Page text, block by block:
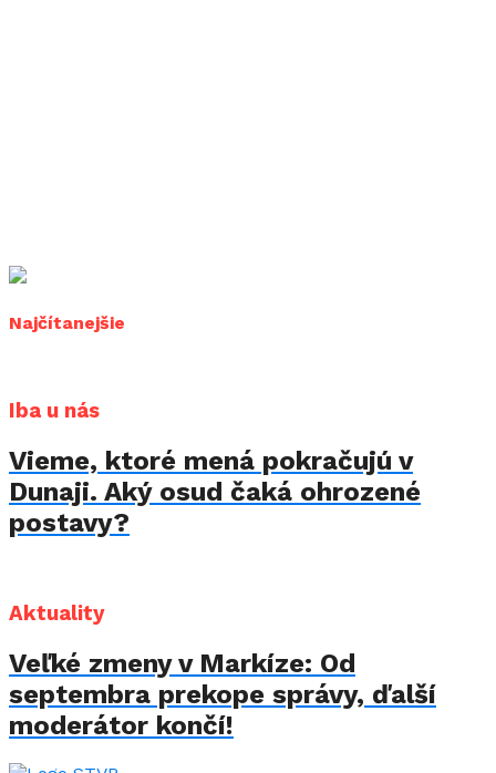
Najčítanejšie
Iba u nás
Vieme, ktoré mená pokračujú v
Dunaji. Aký osud čaká ohrozené
postavy?
Aktuality
Veľké zmeny v Markíze: Od
septembra prekope správy, ďalší
moderátor končí!